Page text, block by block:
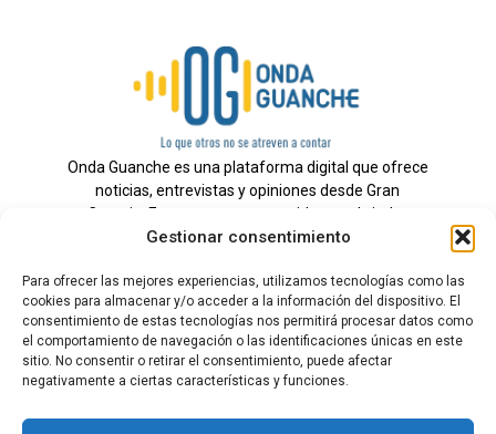
Gestionar consentimiento
Para ofrecer las mejores experiencias, utilizamos tecnologías como las
cookies para almacenar y/o acceder a la información del dispositivo. El
consentimiento de estas tecnologías nos permitirá procesar datos como
el comportamiento de navegación o las identificaciones únicas en este
sitio. No consentir o retirar el consentimiento, puede afectar
negativamente a ciertas características y funciones.
Onda Guanche es una plataforma digital que ofrece
noticias, entrevistas y opiniones desde Gran
Canaria. Estamos comprometidos con brindar
información veraz y un periodismo independiente a
Todos los derechos reservados.
Radio
Contacto